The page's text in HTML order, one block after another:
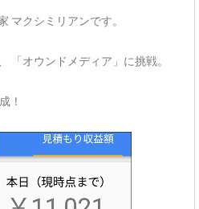
マクシミリアンです。
「オウンドメディア」に挑戦。
！